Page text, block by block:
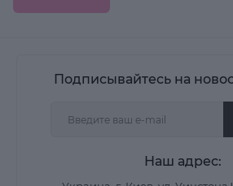
розовый с голубым;
нежный или бледный
Ногтевой дизайн отличается
недель) если купить
косметического бренда, а не,
Подписывайтесь на
Наш адрес: